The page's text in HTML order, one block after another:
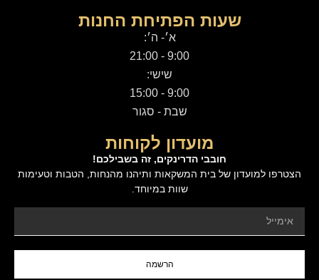
שעות הפתיחת החנות
א׳- ה׳:
9:00 - 21:00
שישי:
9:00 - 15:00
שבת - סגור
מועדון לקוחות
חובבי הדרינקים, זה בשבילכם!
הצטרפו למועדון של בית המשקאות ותיהנו מהנחות, הטבות וטעימות
שוות במיוחד.
הרשמה